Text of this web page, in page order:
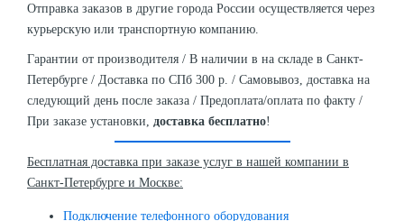
Отправка заказов в другие города России осуществляется через
курьерскую или транспортную компанию.
Гарантии от производителя / В наличии в на складе в Санкт-
Петербурге / Доставка по СПб 300 р. / Самовывоз, доставка на
следующий день после заказа / Предоплата/оплата по факту /
При заказе установки, доставка бесплатно!
Бесплатная доставка при заказе услуг в нашей компании в
Санкт-Петербурге и Москве:
Подключение телефонного оборудования